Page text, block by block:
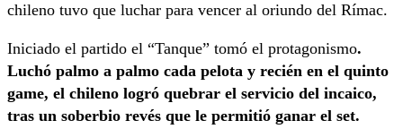
chileno tuvo que luchar para vencer al oriundo del Rímac.
Iniciado el partido el “Tanque” tomó el protagonismo.
Luchó palmo a palmo cada pelota y recién en el quinto
game, el chileno logró quebrar el servicio del incaico,
tras un soberbio revés que le permitió ganar el set.